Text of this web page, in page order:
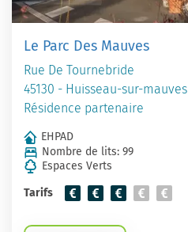
Le Parc Des Mauves
Rue De Tournebride
45130 - Huisseau-sur-mauves
Résidence partenaire
EHPAD
Nombre de lits: 99
Espaces Verts
Tarifs